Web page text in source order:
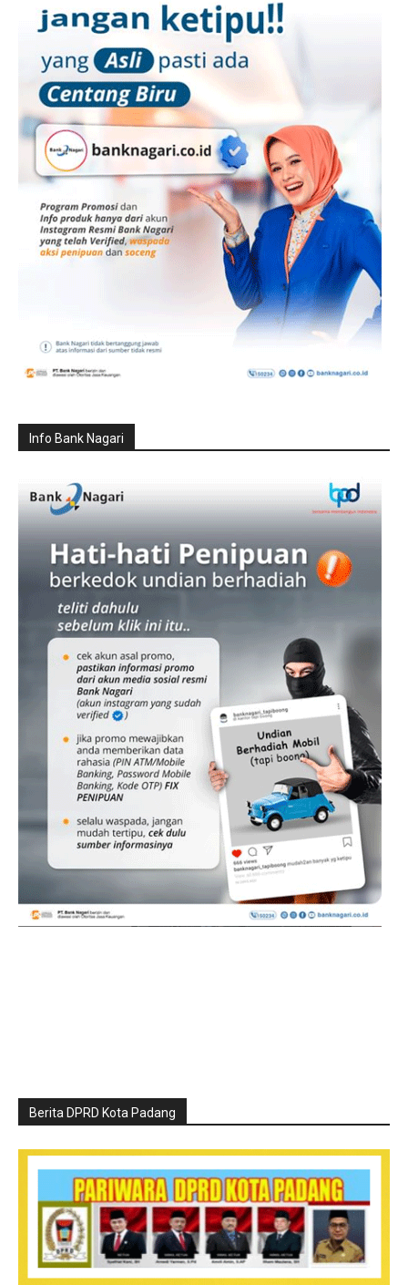
Info Bank Nagari
Berita DPRD Kota Padang